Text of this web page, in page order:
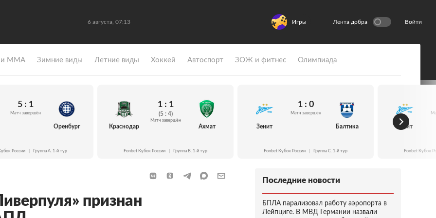
6 августа, 07:13 Игры Лента добра Войти
и ММА Зимние виды Летние виды Хоккей Автоспорт ЗОЖ и фитнес Олимпиада
5 : 1
Матч завершён
Оренбург
России Группа A. 1-й тур
Краснодар
1 : 1
(5 : 4)
Матч завершён
Ахмат
Fonbet Кубок России Группа B. 1-й тур
Зенит
1 : 0
Матч завершён
Балтика
Fonbet Кубок России Группа C. 1-й тур
Зенит
Fonbet Кубок
признан
Последние новости
БПЛА парализовал работу аэропорта в
Лейпциге. В МВД Германии назвали